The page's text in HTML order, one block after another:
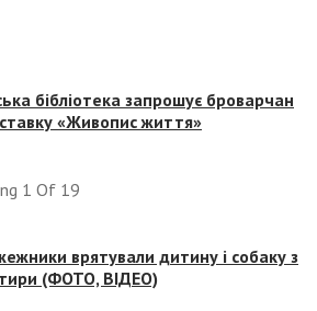
бібліотека запрошує броварчан
«Живопис життя»
1 Of 19
врятували дитину і собаку з
(ФОТО, ВІДЕО)